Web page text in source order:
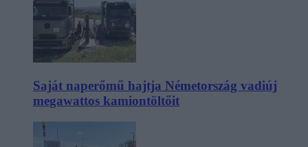
Saját naperőmű hajtja Németország vadiúj
megawattos kamiontöltőit